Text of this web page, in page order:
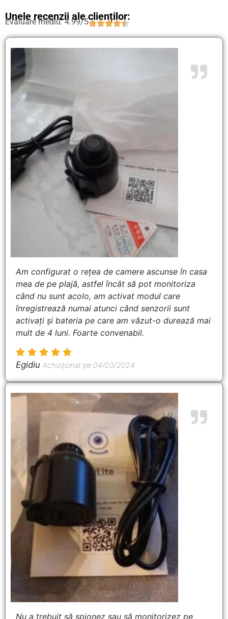
Unele recenzii ale clienților:
Evaluare mediu: 4.99/5
Am configurat o rețea de camere ascunse în casa
mea de pe plajă, astfel încât să pot monitoriza
când nu sunt acolo, am activat modul care
înregistrează numai atunci când senzorii sunt
activați și bateria pe care am văzut-o durează mai
mult de 4 luni. Foarte convenabil.
Egidiu Achiziționat pe 04/03/2024
Nu a trebuit să spionez sau să monitorizez pe